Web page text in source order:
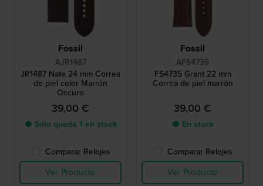
Fossil
AJR1487
JR1487 Nate 24 mm Correa
de piel color Marrón
Oscuro
39,00 €
● Sólo queda 1 en stock
Comparar Relojes
Ver Producto
Fossil
AFS4735
FS4735 Grant 22 mm
Correa de piel marrón
39,00 €
● En stock
Comparar Relojes
Ver Producto